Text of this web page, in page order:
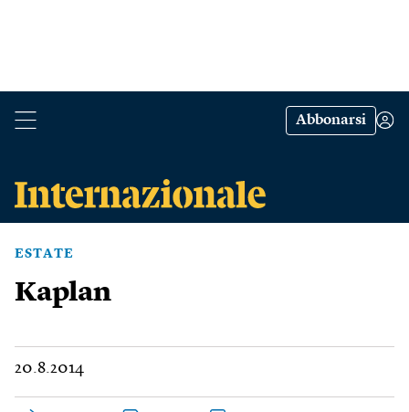
Abbonarsi
ESTATE
Kaplan
20.8.2014